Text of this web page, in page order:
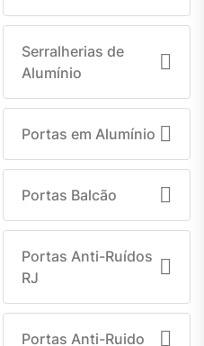
Serralherias de
Alumínio
Portas em Alumínio
Portas Balcão
Portas Anti-Ruídos
RJ
Portas Anti-Ruido